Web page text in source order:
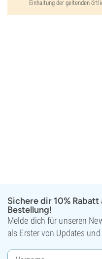
Einhaltung der geltenden
Sichere dir 10%
Bestellung!
Melde dich für unseren
als Erster von Updates